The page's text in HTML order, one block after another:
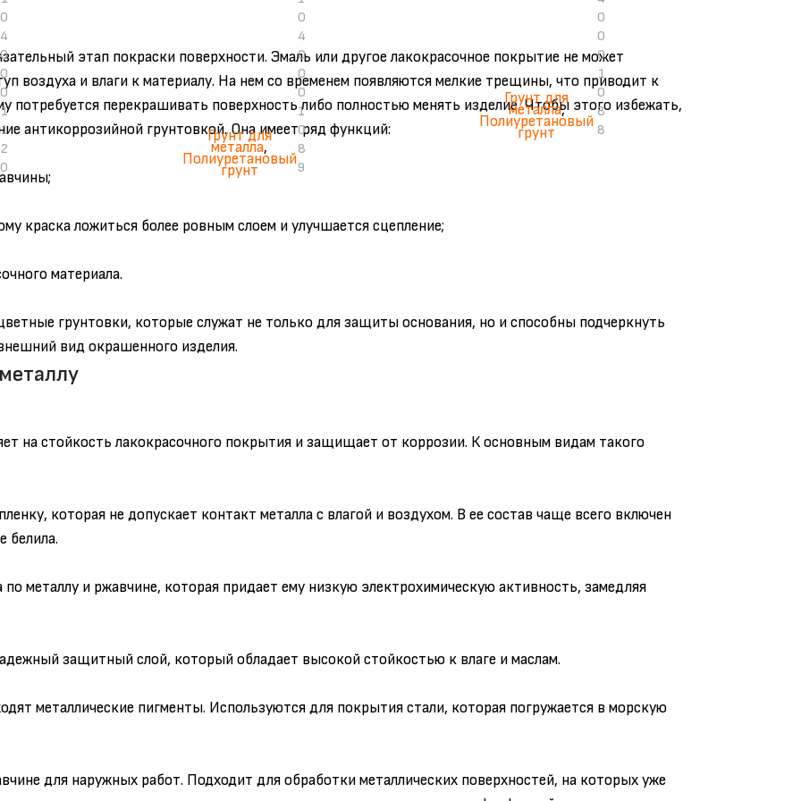
0
4
0
0
0
1
1
2
0
Грунт для
металла,
Полиуретановый
грунт
0
4
0
0
0
1
0
8
9
Грунт для
металла,
Полиуретановый
грунт
0
0
0
1
0
8
8
этап покраски поверхности. Эмаль или другое лакокрасочное покрытие не может
воздуха и влаги к материалу. На нем со временем появляются мелкие трещины, что приводит к
потребуется перекрашивать поверхность либо полностью менять изделие. Чтобы этого избежать,
антикоррозийной грунтовкой. Она имеет ряд функций:
краска ложиться более ровным слоем и улучшается сцепление;
материала.
грунтовки, которые служат не только для защиты основания, но и способны подчеркнуть
на стойкость лакокрасочного покрытия и защищает от коррозии. К основным видам такого
которая не допускает контакт металла с влагой и воздухом. В ее состав чаще всего включен
белила.
металлу и ржавчине, которая придает ему низкую электрохимическую активность, замедляя
защитный слой, который обладает высокой стойкостью к влаге и маслам.
металлические пигменты. Используются для покрытия стали, которая погружается в морскую
для наружных работ. Подходит для обработки металлических поверхностей, на которых уже